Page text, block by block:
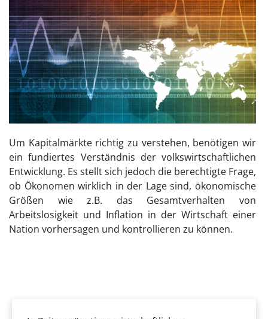
Um Kapitalmärkte richtig zu verstehen, benötigen wir
ein fundiertes Verständnis der volkswirtschaftlichen
Entwicklung. Es stellt sich jedoch die berechtigte Frage,
ob Ökonomen wirklich in der Lage sind, ökonomische
Größen wie z.B. das Gesamtverhalten von
Arbeitslosigkeit und Inflation in der Wirtschaft einer
Nation vorhersagen und kontrollieren zu können.